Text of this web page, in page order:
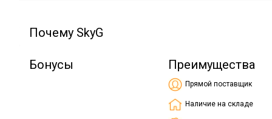
Почему SkyG
Бонусы Преимущества
Прямой поставщик
Наличие на складе